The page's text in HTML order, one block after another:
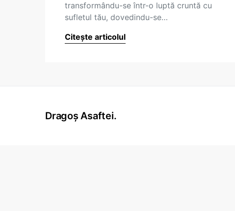
transformându-se într-o luptă cruntă cu
sufletul tău, dovedindu-se…
Citește articolul
Dragoș Asaftei.